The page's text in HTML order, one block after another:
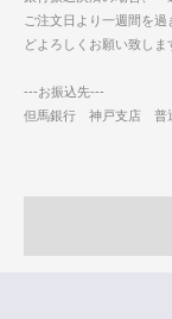
ご注文日より一週間を
どよろしくお願い致しま
---お振込先---
但馬銀行 神戸支店 普